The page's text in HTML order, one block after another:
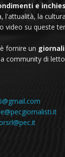
e
l'attualità, la
video su queste
fornire un
community di